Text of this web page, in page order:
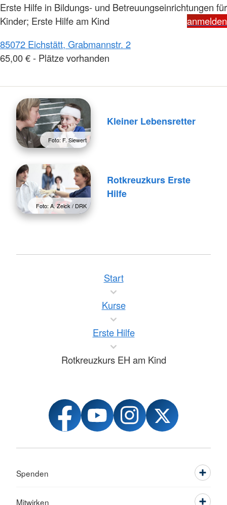
Erste Hilfe in Bildungs- und Betreuungseinrichtungen für
Kinder; Erste Hilfe am Kind
anmelden
85072 Eichstätt, Grabmannstr. 2
65,00 € - Plätze vorhanden
Foto: F. Siewert
Kleiner Lebensretter
Foto: A. Zelck / DRK
Rotkreuzkurs Erste
Hilfe
Start
Kurse
Erste Hilfe
Rotkreuzkurs EH am Kind
Spenden
Mitwirken